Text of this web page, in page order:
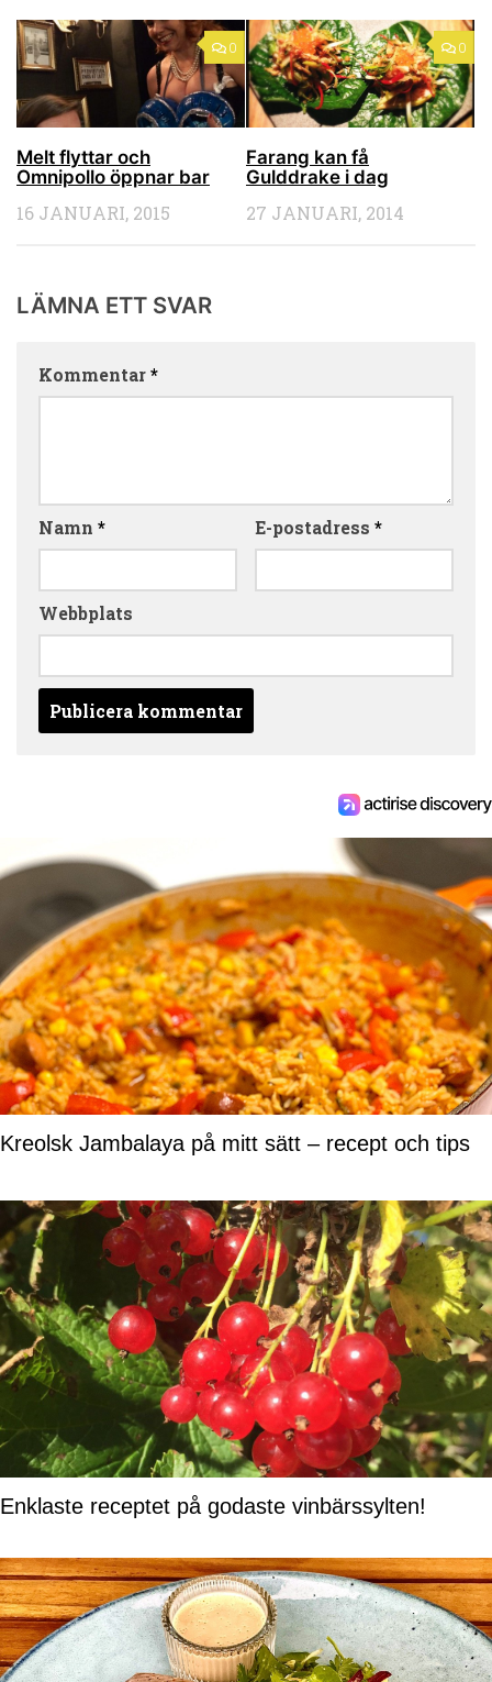
0
Melt flyttar och
Omnipollo öppnar bar
16 JANUARI, 2015
0
Farang kan få
Gulddrake i dag
27 JANUARI, 2014
LÄMNA ETT SVAR
Kommentar*
Namn * E-postadress *
Webbplats
Kreolsk Jambalaya på mitt sätt – recept och tips
Enklaste receptet på godaste vinbärssylten!